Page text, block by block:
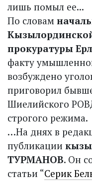
лишь помыл ее...
По словам
прокуратуры
факту
возбуждено
приговорил
Шиелийского
строгого режима.
…На днях в
публикации
ТУРМАНОВ. Он
статьи “Серик